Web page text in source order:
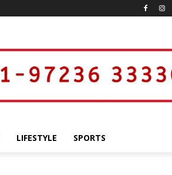
LIFESTYLE SPORTS